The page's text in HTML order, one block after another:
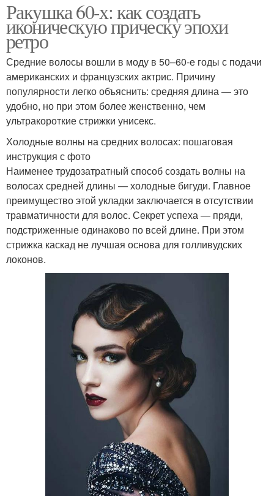
Ракушка 60-х: как создать
иконическую прическу эпохи
ретро
Средние волосы вошли в моду в 50–60-е годы с подачи
американских и французских актрис. Причину
популярности легко объяснить: средняя длина — это
удобно, но при этом более женственно, чем
ультракороткие стрижки унисекс.
Холодные волны на средних волосах: пошаговая
инструкция с фото
Наименее трудозатратный способ создать волны на
волосах средней длины — холодные бигуди. Главное
преимущество этой укладки заключается в отсутствии
травматичности для волос. Секрет успеха — пряди,
подстриженные одинаково по всей длине. При этом
стрижка каскад не лучшая основа для голливудских
локонов.